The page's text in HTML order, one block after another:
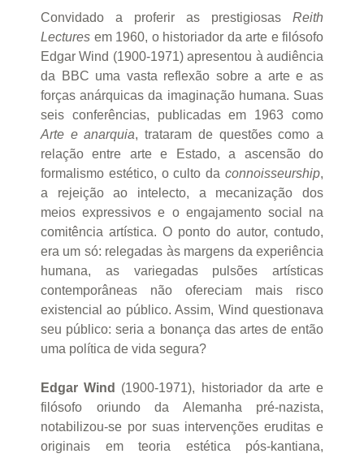
Convidado a proferir as prestigiosas Reith
Lectures em 1960, o historiador da arte e filósofo
Edgar Wind (1900-1971) apresentou à audiência
da BBC uma vasta reflexão sobre a arte e as
forças anárquicas da imaginação humana. Suas
seis conferências, publicadas em 1963 como
Arte e anarquia, trataram de questões como a
relação entre arte e Estado, a ascensão do
formalismo estético, o culto da connoisseurship,
a rejeição ao intelecto, a mecanização dos
meios expressivos e o engajamento social na
comitência artística. O ponto do autor, contudo,
era um só: relegadas às margens da experiência
humana, as variegadas pulsões artísticas
contemporâneas não ofereciam mais risco
existencial ao público. Assim, Wind questionava
seu público: seria a bonança das artes de então
uma política de vida segura?
Edgar Wind
(1900-1971), historiador da arte e
filósofo oriundo da Alemanha pré-nazista,
notabilizou-se por suas intervenções eruditas e
originais em teoria estética pós-kantiana,